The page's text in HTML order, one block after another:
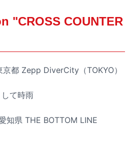
"CROSS COUNTER
都 Zepp DiverCity（TOKYO）
て時雨
知県 THE BOTTOM LINE